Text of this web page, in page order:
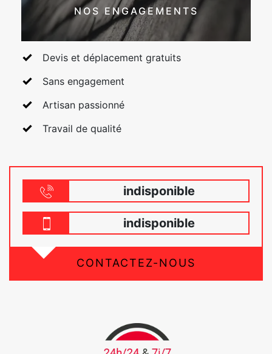
NOS ENGAGEMENTS
Devis et déplacement gratuits
Sans engagement
Artisan passionné
Travail de qualité
indisponible
indisponible
CONTACTEZ-NOUS